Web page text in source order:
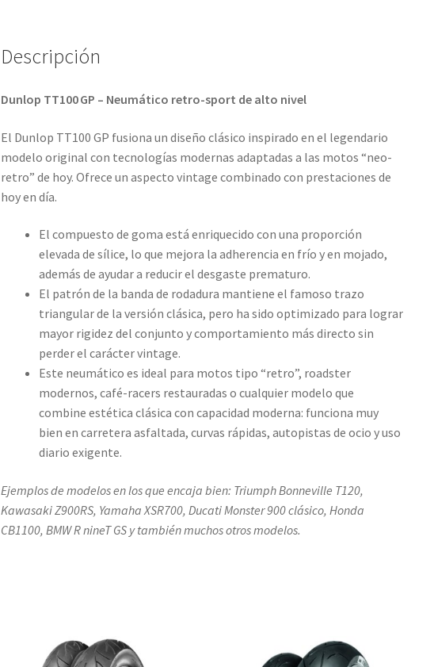
cantidad
Descripción
Dunlop TT100 GP – Neumático retro-sport de alto nivel
El Dunlop TT100 GP fusiona un diseño clásico inspirado en el legendario
modelo original con tecnologías modernas adaptadas a las motos “neo-
retro” de hoy. Ofrece un aspecto vintage combinado con prestaciones de
hoy en día.
El compuesto de goma está enriquecido con una proporción
elevada de sílice, lo que mejora la adherencia en frío y en mojado,
además de ayudar a reducir el desgaste prematuro.
El patrón de la banda de rodadura mantiene el famoso trazo
triangular de la versión clásica, pero ha sido optimizado para lograr
mayor rigidez del conjunto y comportamiento más directo sin
perder el carácter vintage.
Este neumático es ideal para motos tipo “retro”, roadster
modernos, café-racers restauradas o cualquier modelo que
combine estética clásica con capacidad moderna: funciona muy
bien en carretera asfaltada, curvas rápidas, autopistas de ocio y uso
diario exigente.
Ejemplos de modelos en los que encaja bien: Triumph Bonneville T120,
Kawasaki Z900RS, Yamaha XSR700, Ducati Monster 900 clásico, Honda
CB1100, BMW R nineT GS y también muchos otros modelos.